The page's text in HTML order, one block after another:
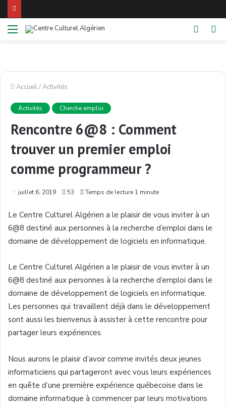
Menu
Switch
Accueil/Activités
Activités Cherche emploi
Rencontre 6@8 : Comment
trouver un premier emploi
comme programmeur ?
juillet 6, 2019 53 Temps de lecture 1 minute
Le Centre Culturel Algérien a le plaisir de vous inviter à un
6@8 destiné aux personnes à la recherche d’emploi dans le
domaine de développement de logiciels en informatique.
Le Centre Culturel Algérien a le plaisir de vous inviter à un
6@8 destiné aux personnes à la recherche d’emploi dans le
domaine de développement de logiciels en informatique.
Les personnes qui travaillent déjà dans le développement
sont aussi les bienvenus à assister à cette rencontre pour
partager leurs expériences.
Nous aurons le plaisir d’avoir comme invités deux jeunes
informaticiens qui partageront avec vous leurs expériences
en quête d’une première expérience québecoise dans le
domaine informatique à commencer par leurs motivations